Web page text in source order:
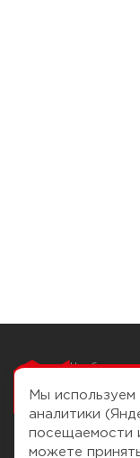
Чтобы вам
Мы
аналитики
посещаемости
можете